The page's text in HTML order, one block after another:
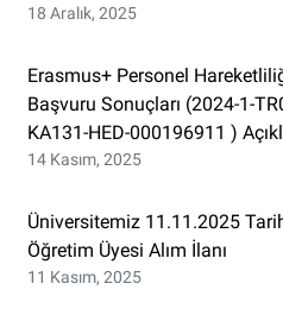
18 Aralık, 2025
Erasmus+ Personel
Başvuru Sonuçları (2024-1-
KA131-HED-000196911 )
14 Kasım, 2025
Üniversitemiz 11.11.2025
Öğretim Üyesi Alım İlanı
11 Kasım, 2025